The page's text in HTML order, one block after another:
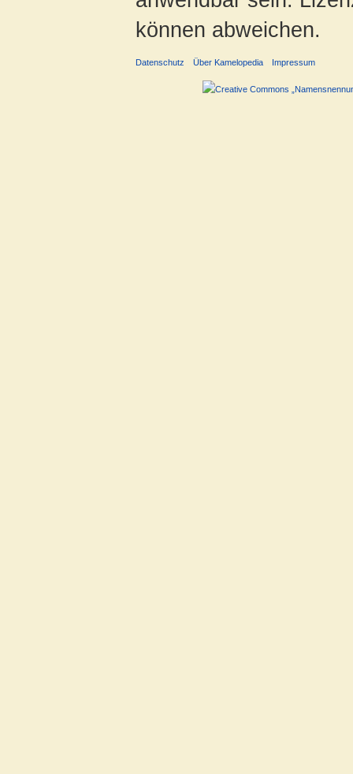
können abweichen.
Datenschutz Über Kamelopedia Impressum